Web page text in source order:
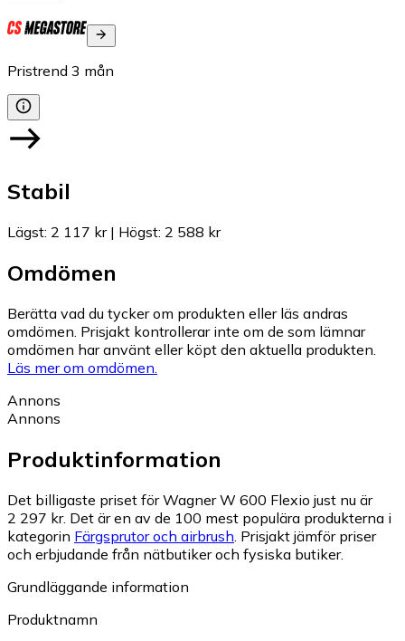
Pristrend 3 mån
Stabil
Lägst: 2 117 kr| Högst: 2 588 kr
Omdömen
Berätta vad du tycker om produkten eller läs andras
omdömen. Prisjakt kontrollerar inte om de som lämnar
omdömen har använt eller köpt den aktuella produkten.
Läs mer om omdömen.
Annons
Annons
Produktinformation
Det billigaste priset för Wagner W 600 Flexio just nu är
2 297 kr. Det är en av de 100 mest populära produkterna i
kategorin Färgsprutor och airbrush Prisjakt jämför priser
och erbjudande från nätbutiker och fysiska butiker.
Grundläggande information
Produktnamn